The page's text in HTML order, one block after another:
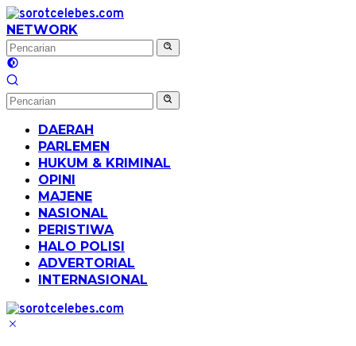
Langsung
ke
konten
NETWORK
DAERAH
PARLEMEN
HUKUM & KRIMINAL
OPINI
MAJENE
NASIONAL
PERISTIWA
HALO POLISI
ADVERTORIAL
INTERNASIONAL